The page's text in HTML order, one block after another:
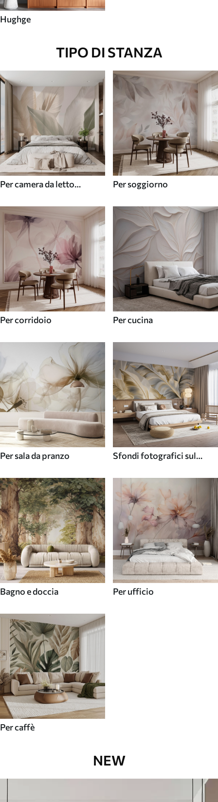
Hughge
TIPO DI STANZA
Per camera da letto
Per soggiorno
Per corridoio Per cucina
Per sala da pranzo
Sfondi fotografici sul
Bagno e doccia Per ufficio
Per caffè
NEW